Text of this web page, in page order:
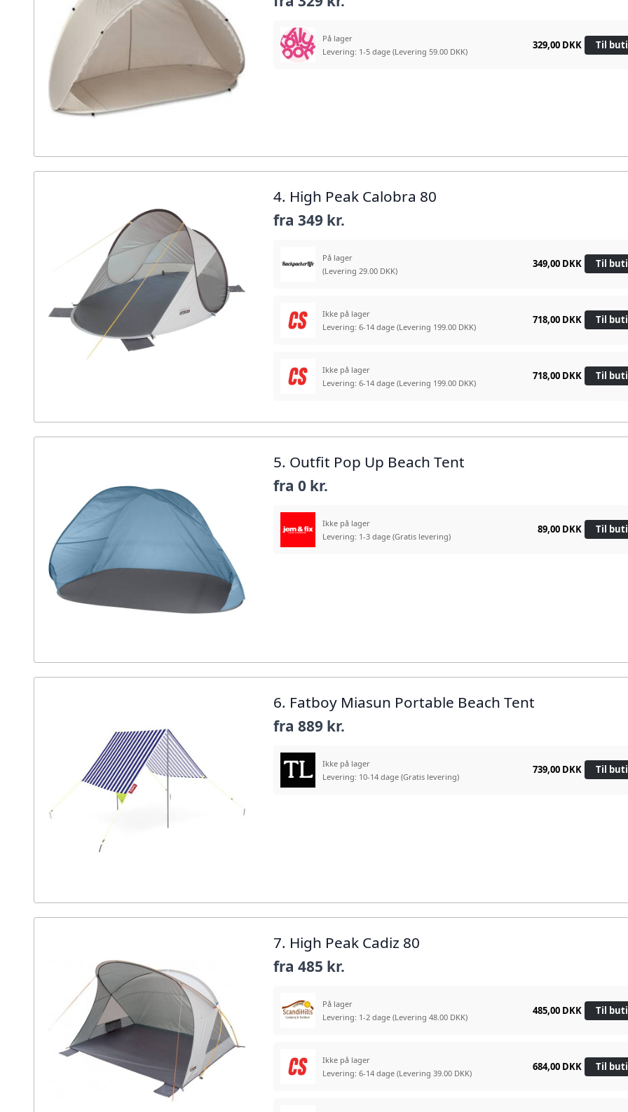
På lager
Levering: 1-5 dage(Levering 59.00 DKK)
329,00 DKK Til
4. High Peak Calobra 80
fra349 kr.
På lager
(Levering 29.00 DKK)
349,00 DKK Til
Ikke på lager
Levering: 6-14 dage(Levering 199.00 DKK)
718,00 DKK Til
Ikke på lager
Levering: 6-14 dage(Levering 199.00 DKK)
718,00 DKK Til
5. Outfit Pop Up Beach Tent
fra0 kr.
Ikke på lager
Levering: 1-3 dage(Gratis levering)
89,00 DKK Til
6. Fatboy Miasun Portable Beach Tent
fra889 kr.
Ikke på lager
Levering: 10-14 dage(Gratis levering)
739,00 DKK Til
7. High Peak Cadiz 80
fra485 kr.
På lager
Levering: 1-2 dage(Levering 48.00 DKK)
485,00 DKK Til
Ikke på lager
Levering: 6-14 dage(Levering 39.00 DKK)
684,00 DKK Til